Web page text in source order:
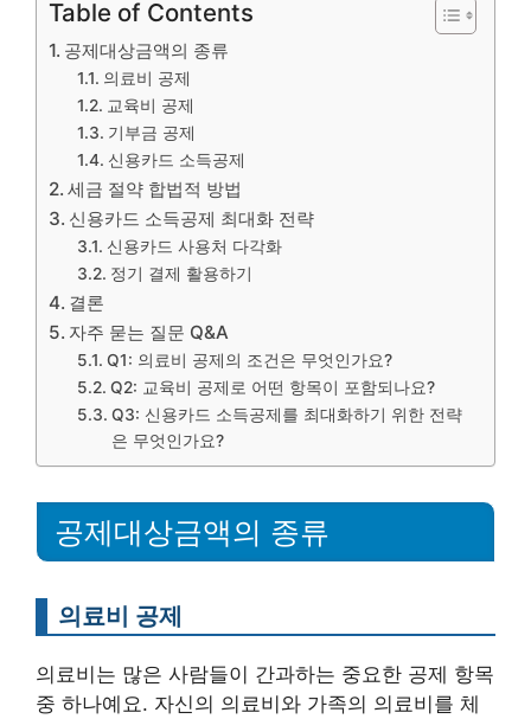
Table of Contents
공제대상금액의 종류
의료비 공제
교육비 공제
기부금 공제
신용카드 소득공제
세금 절약 합법적 방법
신용카드 소득공제 최대화 전략
신용카드 사용처 다각화
정기 결제 활용하기
결론
자주 묻는 질문 Q&A
Q1: 의료비 공제의 조건은 무엇인가요?
Q2: 교육비 공제로 어떤 항목이 포함되나요?
Q3: 신용카드 소득공제를 최대화하기 위한 전략
은 무엇인가요?
공제대상금액의 종류
의료비 공제
의료비는 많은 사람들이 간과하는 중요한 공제 항목
중 하나예요. 자신의 의료비와 가족의 의료비를 체